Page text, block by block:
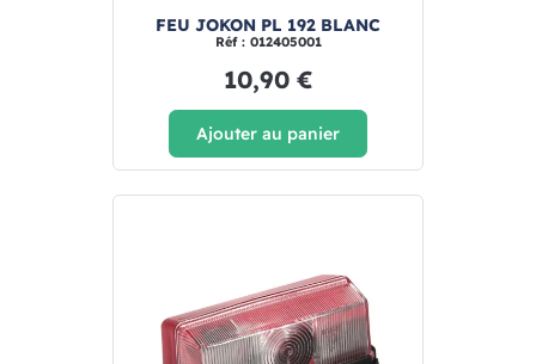
FEU JOKON PL 192 BLANC
Réf : 012405001
10,90 €
Ajouter au panier